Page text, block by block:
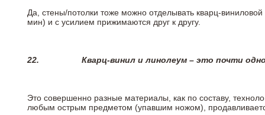
Да, стены/потолки тоже можно отделывать кварц-
мин) и с усилием прижимаются друг к другу.
22. Кварц-винил и линолеум – это почти
Это совершенно разные материалы, как по составу,
любым острым предметом (упавшим ножом),